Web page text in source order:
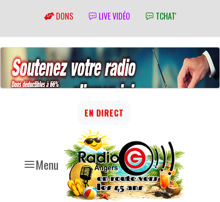
DONS LIVE VIDÉO TCHAT'
Menu
EN DIRECT